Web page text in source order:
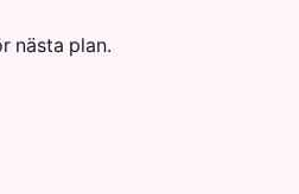
nästa plan.